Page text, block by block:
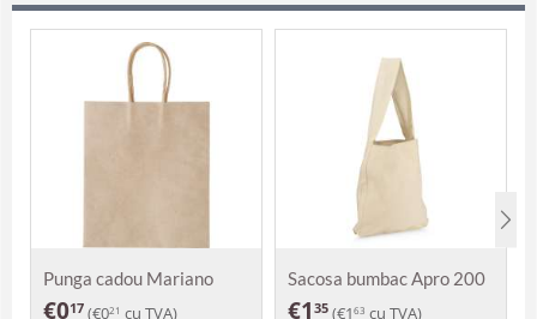
Punga cadou Mariano
€017 (€021 cu TVA)
Sacosa bumbac Apro 200
g
€1 35 (€1 63 cu TVA)